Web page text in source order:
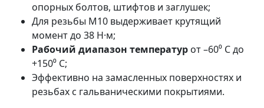
опорных болтов, штифтов и заглушек;
Для резьбы М10 выдерживает крутящий
момент до 38 Н·м;
Рабочий диапазон температур от –60⁰ C до
+150⁰ C;
Эффективно на замасленных поверхностях и
резьбах с гальваническими покрытиями.